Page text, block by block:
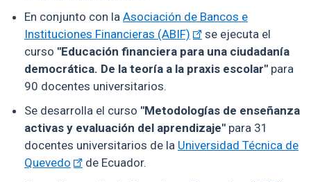
En conjunto con la Asociación de Bancos e
Instituciones Financieras (ABIF)
se ejecuta el
curso "Educación financiera para una ciudadanía
democrática. De la teoría a la praxis escolar" para
90 docentes universitarios.
Se desarrolla el curso "Metodologías de enseñanza
activas y evaluación del aprendizaje" para 31
docentes universitarios de la Universidad Técnica de
Quevedo
de Ecuador.